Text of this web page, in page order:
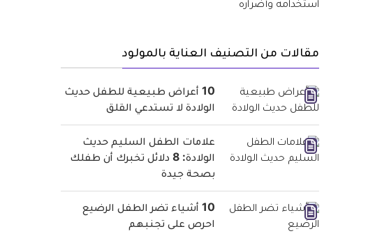
مقالات من التصنيف العناية بالمولود
10 أعراض طبيعية للطفل حديث
الولادة لا تستدعي القلق
علامات الطفل السليم حديث
الولادة: 8 دلائل تخبرك أن طفلك
بصحة جيدة
10 أشياء تضر الطفل الرضيع
احرص على تجنبهم